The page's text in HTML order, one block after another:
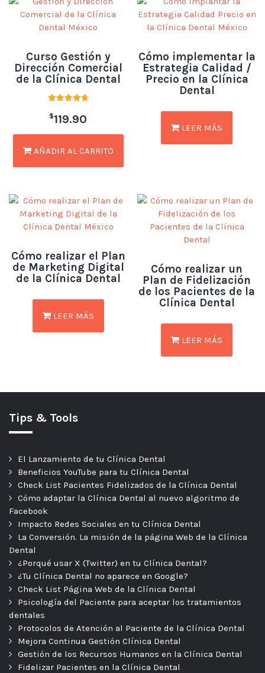
Curso Gestión y
Dirección Comercial
de la Clínica Dental
con
4.79
$119.90
AÑADIR AL CARRITO
Cómo implementar la
Estrategia Calidad /
Precio en la Clínica
Dental
LEER MÁS
Cómo realizar el Plan
de Marketing Digital
de la Clínica Dental
LEER MÁS
Cómo realizar un
Plan de Fidelización
de los Pacientes de la
Clínica Dental
LEER MÁS
Tips & Tools
El Lanzamiento de tu Clínica Dental
Beneficios YouTube para tu Clínica Dental
Check List Pacientes Fidelizados de la Clínica Dental
Cómo adaptar la Clínica Dental al nuevo algoritmo de
Facebook
Impacto Redes Sociales en tu Clínica Dental
La Conversión. La misión de la página Web de la Clínica
Dental
¿Porqué usar X (Twitter) en tu Clínica Dental?
¿Tu Clínica Dental no aparece en Google?
Check List Página Web de la Clínica Dental
Psicología del Paciente para aceptar los tratamientos
dentales
Protocolos de Atención al Paciente de la Clínica Dental
Mejora Continua Gestión Clínica Dental
Gestión de los Recursos Humanos en la Clínica Dental
Fidelizar Pacientes en la Clínica Dental